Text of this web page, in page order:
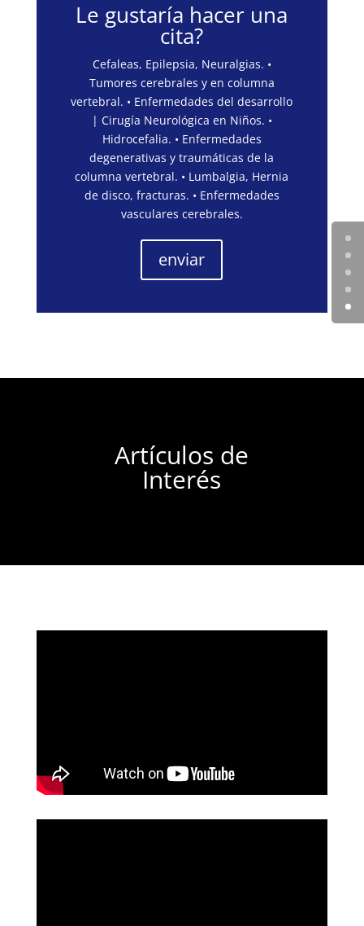
Le gustaría hacer una
cita?
Cefaleas, Epilepsia, Neuralgias. •
Tumores cerebrales y en columna
vertebral. • Enfermedades del desarrollo
| Cirugía Neurológica en Niños. •
Hidrocefalia. • Enfermedades
degenerativas y traumáticas de la
columna vertebral. • Lumbalgia, Hernia
de disco, fracturas. • Enfermedades
vasculares cerebrales.
enviar
Artículos de
Interés